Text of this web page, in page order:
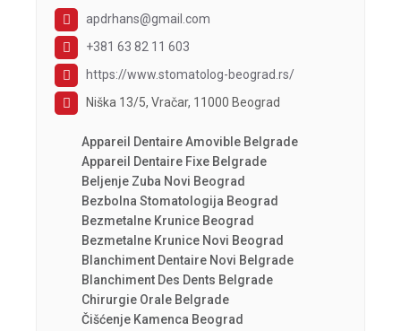
apdrhans@gmail.com
+381 63 82 11 603
https://www.stomatolog-beograd.rs/
Niška 13/5, Vračar, 11000 Beograd
Appareil Dentaire Amovible Belgrade
Appareil Dentaire Fixe Belgrade
Beljenje Zuba Novi Beograd
Bezbolna Stomatologija Beograd
Bezmetalne Krunice Beograd
Bezmetalne Krunice Novi Beograd
Blanchiment Dentaire Novi Belgrade
Blanchiment Des Dents Belgrade
Chirurgie Orale Belgrade
Čišćenje Kamenca Beograd